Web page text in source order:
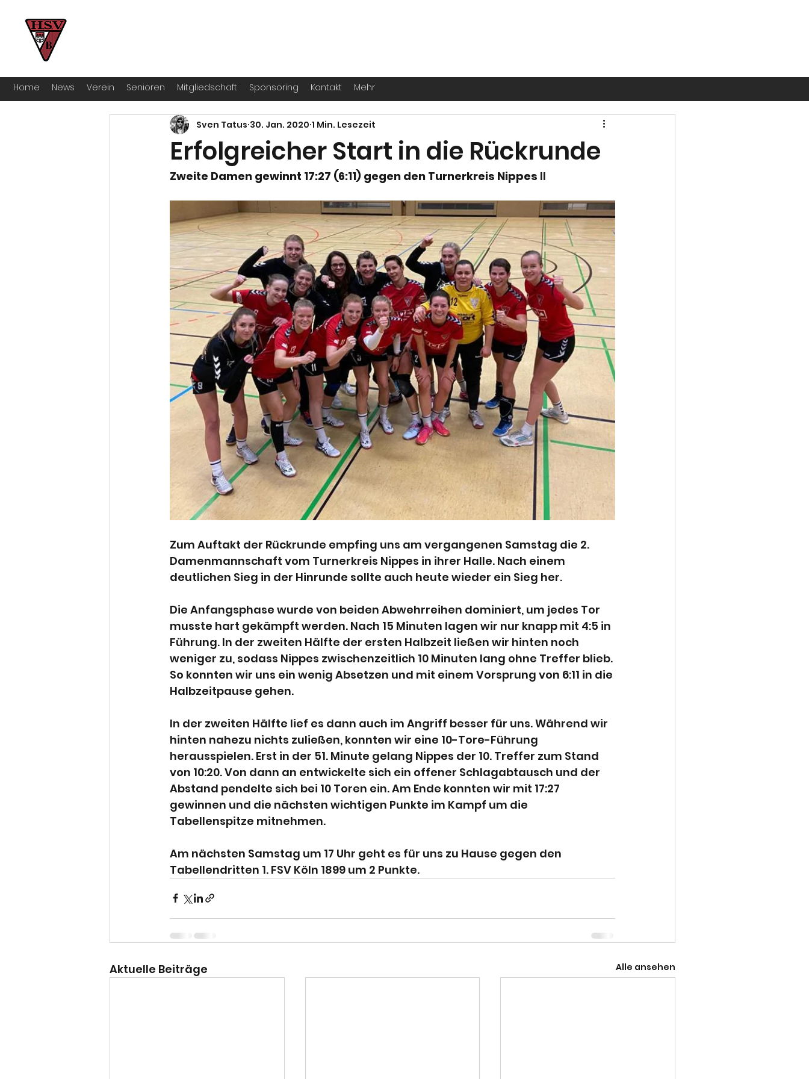
Home News Verein Senioren Mitgliedschaft Sponsoring Kontakt Mehr
Erfolgreicher Start in die Rückrunde
Sven Tatus 30. Jan. 2020 1 Min. Lesezeit
Zweite Damen gewinnt 17:27 (6:11) gegen den Turnerkreis Nippes II
Zum Auftakt der Rückrunde empfing uns am vergangenen Samstag die 2.
Damenmannschaft vom Turnerkreis Nippes in ihrer Halle. Nach einem
deutlichen Sieg in der Hinrunde sollte auch heute wieder ein Sieg her.
Die Anfangsphase wurde von beiden Abwehrreihen dominiert, um jedes Tor
musste hart gekämpft werden. Nach 15 Minuten lagen wir nur knapp mit 4:5 in
Führung. In der zweiten Hälfte der ersten Halbzeit ließen wir hinten noch
weniger zu, sodass Nippes zwischenzeitlich 10 Minuten lang ohne Treffer blieb.
So konnten wir uns ein wenig Absetzen und mit einem Vorsprung von 6:11 in die
Halbzeitpause gehen.
In der zweiten Hälfte lief es dann auch im Angriff besser für uns. Während wir
hinten nahezu nichts zuließen, konnten wir eine 10-Tore-Führung
herausspielen. Erst in der 51. Minute gelang Nippes der 10. Treffer zum Stand
von 10:20. Von dann an entwickelte sich ein offener Schlagabtausch und der
Abstand pendelte sich bei 10 Toren ein. Am Ende konnten wir mit 17:27
gewinnen und die nächsten wichtigen Punkte im Kampf um die
Tabellenspitze mitnehmen.
Am nächsten Samstag um 17 Uhr geht es für uns zu Hause gegen den
Tabellendritten 1. FSV Köln 1899 um 2 Punkte.
Aktuelle Beiträge Alle ansehen